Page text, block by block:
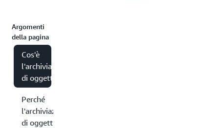
Argomenti
della pagina
Cos'è
l'archiviazione
di oggetti?
Perché
l'archiviazione
di oggetti nel